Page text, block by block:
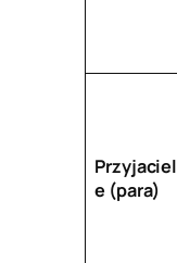
Przyjaciel
e (para)